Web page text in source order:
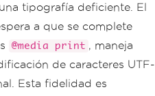
tipografía deficiente. El
a que se complete
@media print , maneja
de caracteres UTF-
Esta fidelidad es